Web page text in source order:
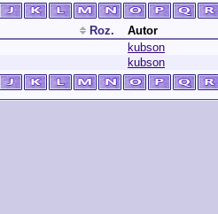
Roz. Autor
kubson
kubson